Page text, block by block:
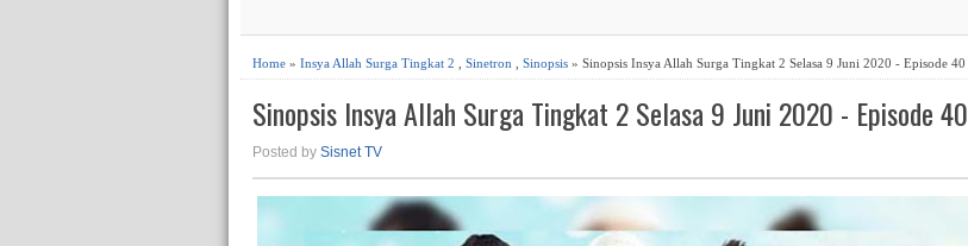
Home » Insya Allah Surga Tingkat 2 Sinetron Sinopsis » Sinopsis Insya Allah Surga Tingkat 2 Selasa 9 Juni 2020 - Episode 40
Sinopsis Insya Allah Surga Tingkat 2 Selasa 9 Juni 2020 - Episode 40
Posted by Sisnet TV